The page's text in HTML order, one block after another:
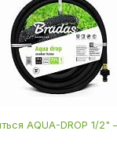
AQUA-DROP 1/2"